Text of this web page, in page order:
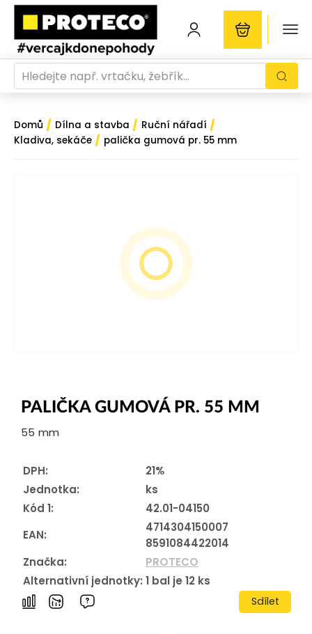
Domů / Dílna a stavba / Ruční nářadí /
Kladiva, sekáče / palička gumová pr. 55 mm
PALIČKA GUMOVÁ PR. 55 MM
55 mm
DPH:
21%
Jednotka:
ks
Kód 1:
42.01-04150
EAN:
4714304150007
8591084422014
Značka:
PROTECO
Alternativní jednotky: 1 bal je 12 ks
Sdílet